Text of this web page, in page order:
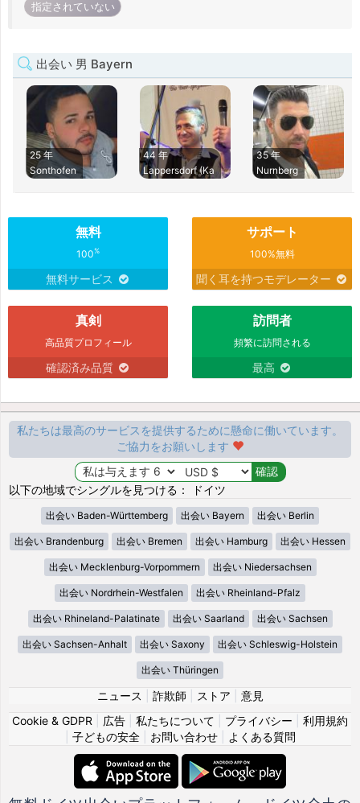
指定されていない
出会い 男 Bayern
25 年
Sonthofen
44 年
Lappersdorf (Ka
35 年
Nurnberg
無料
100%
無料サービス
サポート
100%無料
聞く耳を持つモデレーター
真剣
高品質プロフィール
確認済み品質
訪問者
頻繁に訪問される
最高
私たちは最高のサービスを提供するために懸命に働いています。
ご協力をお願いします
以下の地域でシングルを見つける： ドイツ
出会い Baden-Württemberg 出会い Bayern 出会い Berlin
出会い Brandenburg 出会い Bremen 出会い Hamburg 出会い Hessen
出会い Mecklenburg-Vorpommern 出会い Niedersachsen
出会い Nordrhein-Westfalen 出会い Rheinland-Pfalz
出会い Rhineland-Palatinate 出会い Saarland 出会い Sachsen
出会い Sachsen-Anhalt 出会い Saxony 出会い Schleswig-Holstein
出会い Thüringen
ニュース 詐欺師 ストア
意見
Cookie & GDPR
広告 私たちについて プライバシー
利用規約
子どもの安全| お問い合わせ| よくある質問